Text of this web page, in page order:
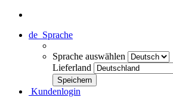
de Sprache
Sprache auswählen
Lieferland
Kundenlogin